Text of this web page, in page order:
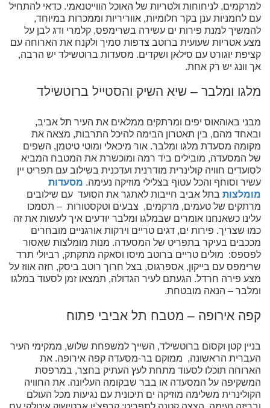
למרקמים, לניחוחות ולטריות של האוכל הווייטנאמי. כדאי להתחיל
עם לחמניות ענן בקר חלומיות, אווריריות וממכרות במיוחד,
להמשיך למנת פירות ים עשירה בשרימפס, קלמרי ודג לבן על
מצע אטריות שעועית ברוטב צדפות סמיך ולקנח את הארוחה עם
קציפת יוגורט עם סילאן ושקדים. מסעדות ברוטשילד יש הרבה,
אך וונג יש רק אחת.
מלגו ומלבר – שיא השיק והסטייל ברוטשילד
מבני באוהאוס יפים ומרתקים ממלאים את העיר תל אביב,
ובאחד מהם, בין תאטרון הבימה להיכל התרבות, מצאה את
מקומה מסעדת מלגו ומלבר. אור מיכאלי ומוטי טיטמן, השפים
של המסעדה, מובילים ביד רמה ומוכשרת את המטבח המביא
לסועדים חוויה קולינרית מודרנית ועדכנית בשילוב עם תפריט יין
עשיר וסוחף והכל עטוף בצלילי מוזיקה נעימה. מסעדות
מומלצות בתל אביב חייבות לאתגר את הסועד עם שילובים
מרתקים של טעמים, מרקמים, צבעים וטקסטורות – תסמכו
עלינו כשאנחנו אומרים שבמלגו ומלבר יודעים איך לעשות את זה
כמו שצריך. פירות ים, דגים טריים וירקות אורגניים מובחרים
מככבים בעיקר בתפריט של המסעדה. מנות מומלצות שאסור
לפספס: מולים טריים ברוטב מיסו וסאקה מתקתק, רביולי תרד
שרימפס עם בייקון, אספרגוס, בצל חרוך רוטב ביסק, חזה אווז על
מצע פירה חרדל. הגעתם לעיר הגדולה, תמצאו זמן לסעוד במלגו
ומלבר – הנאה מובטחת.
קפה אירופה – מטבח תל אביבי פתוח
בניין קטן וקסום ברוטשילד, השייך למשפחת שלוש, ממקימי העיר
העברית הראשונה, ממוקם בר-מסעדה קפה אירופה. את
הארוחה תוכלו לסעוד מתחת לעץ העתיק בחצר, במרפסת
המשקיפה על המסעדה או בבר שבקומה העליונה. את החוויה
הקולינרית משלימה מוזיקה ים תיכונית עם נגיעות מכל העולם